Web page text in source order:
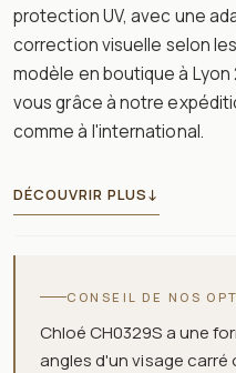
protection UV, avec une
correction visuelle selon
modèle en boutique à
vous grâce à notre
comme à l'international.
DÉCOUVRIR PLUS↓
CONSEIL DE NOS
Chloé CH0329S a une
angles d'un visage